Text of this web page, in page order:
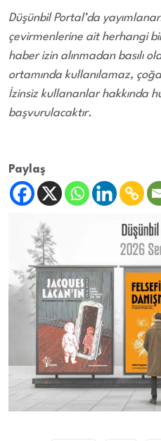
Düşünbil Portal’da
çevirmenlerine ait herhangi
haber izin alınmadan basılı
ortamında kullanılamaz,
İzinsiz kullananlar hakkında
başvurulacaktır.
Paylaş